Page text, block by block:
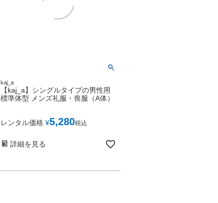
kaj_a
【kaj_a】シングルタイプの男性用
標準体型 メンズ礼服・喪服（A体）
レンタル価格 ¥5,280税込
詳細を見る